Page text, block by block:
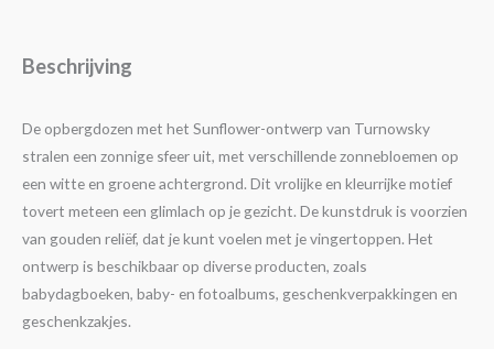
Beschrijving
De opbergdozen met het Sunflower-ontwerp van Turnowsky
stralen een zonnige sfeer uit, met verschillende zonnebloemen op
een witte en groene achtergrond. Dit vrolijke en kleurrijke motief
tovert meteen een glimlach op je gezicht. De kunstdruk is voorzien
van gouden reliëf, dat je kunt voelen met je vingertoppen. Het
ontwerp is beschikbaar op diverse producten, zoals
babydagboeken, baby- en fotoalbums, geschenkverpakkingen en
geschenkzakjes.